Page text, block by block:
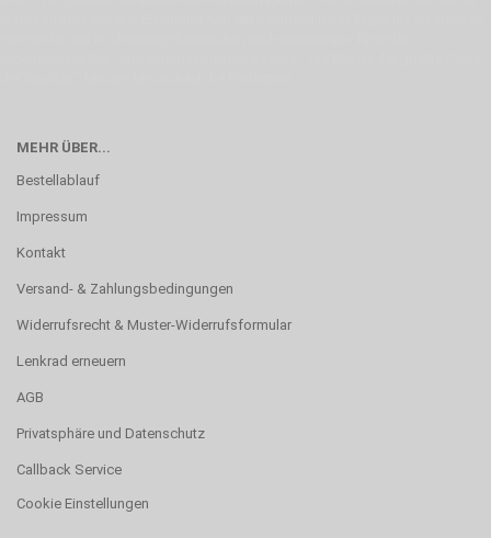
MEHR ÜBER...
Bestellablauf
Impressum
Kontakt
Versand- & Zahlungsbedingungen
Widerrufsrecht & Muster-Widerrufsformular
Lenkrad erneuern
AGB
Privatsphäre und Datenschutz
Callback Service
Cookie Einstellungen